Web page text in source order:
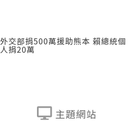
外交部捐500萬援助熊本 賴總統個
人捐20萬
主題網站